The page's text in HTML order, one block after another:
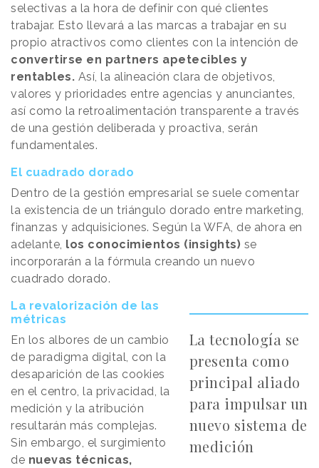
selectivas a la hora de definir con qué clientes
trabajar. Esto llevará a las marcas a trabajar en su
propio atractivos como clientes con la intención de
convertirse en partners apetecibles y
rentables. Así, la alineación clara de objetivos,
valores y prioridades entre agencias y anunciantes,
así como la retroalimentación transparente a través
de una gestión deliberada y proactiva, serán
fundamentales.
El cuadrado dorado
Dentro de la gestión empresarial se suele comentar
la existencia de un triángulo dorado entre marketing,
finanzas y adquisiciones. Según la WFA, de ahora en
adelante, los conocimientos (insights) se
incorporarán a la fórmula creando un nuevo
cuadrado dorado.
La tecnología se
presenta como
principal aliado
para impulsar un
nuevo sistema de
medición
La revalorización de las
métricas
En los albores de un cambio
de paradigma digital, con la
desaparición de las cookies
en el centro, la privacidad, la
medición y la atribución
resultarán más complejas.
Sin embargo, el surgimiento
de nuevas técnicas,